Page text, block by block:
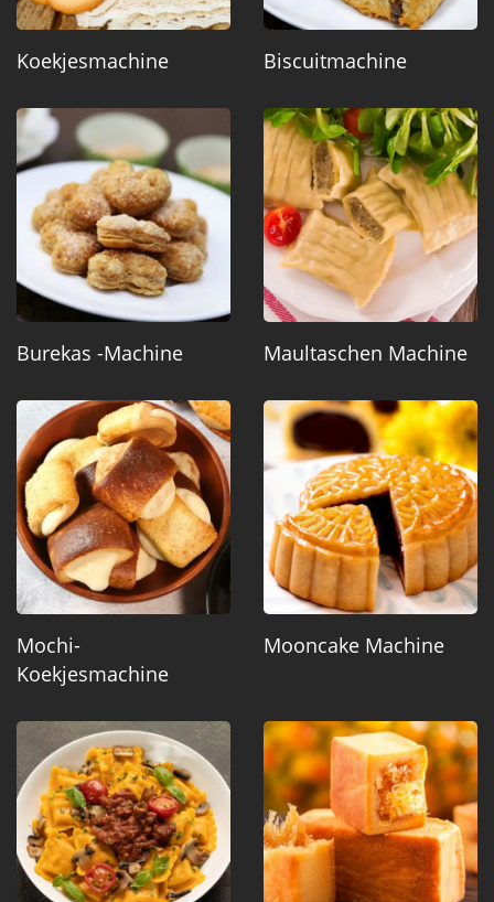
Koekjesmachine Biscuitmachine
Burekas -machine Maultaschen Machine
Mochi-
Koekjesmachine
Mooncake Machine